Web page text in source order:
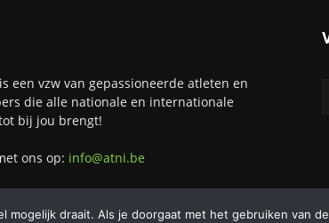
een vzw van gepassioneerde atleten en
die alle nationale en internationale
bij jou brengt!
ons op: info@atni.be
draait. Als je doorgaat met het gebruiken van